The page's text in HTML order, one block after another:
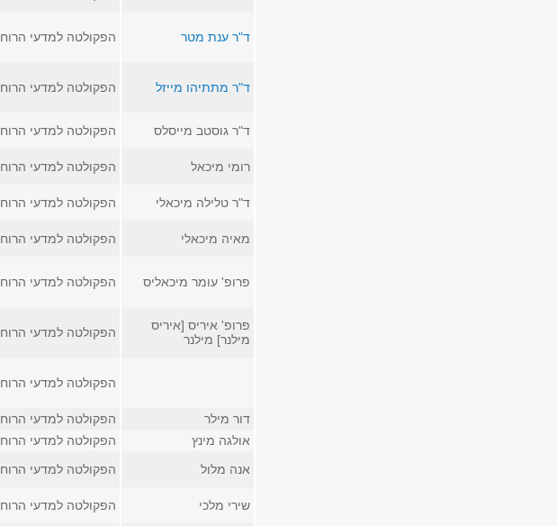
ד"ר ענת מטר הפקולטה למדעי הרוח
ד"ר מתתיהו מייזל הפקולטה למדעי הרוח
ד"ר גוסטב מייסלס הפקולטה למדעי הרוח
רומי מיכאל
הפקולטה למדעי הרוח
ד"ר טלילה מיכאלי
הפקולטה למדעי הרוח
מאיה מיכאלי הפקולטה למדעי הרוח
פרופ' עומר מיכאליס הפקולטה למדעי הרוח
פרופ' איריס [איריס
מילנר] מילנר
הפקולטה למדעי הרוח
הפקולטה למדעי הרוח
דור מילר הפקולטה למדעי הרוח
אולגה מינץ
הפקולטה למדעי הרוח
אנה מלול
הפקולטה למדעי הרוח
שירי מלכי
הפקולטה למדעי הרוח